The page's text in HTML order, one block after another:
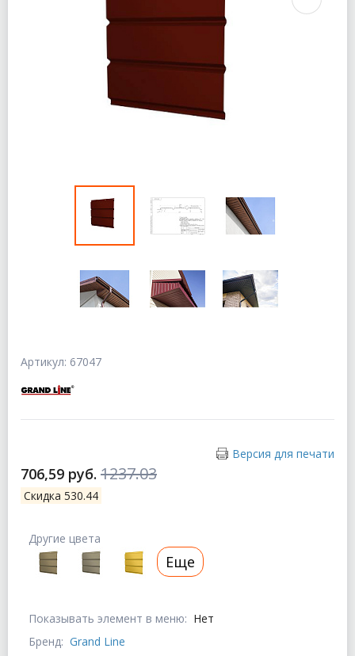
Артикул: 67047
Версия для печати
706,59 руб. 1237.03
Скидка 530.44
Показывать элемент в меню: Нет
Бренд: Grand Line
Другие цвета
Еще